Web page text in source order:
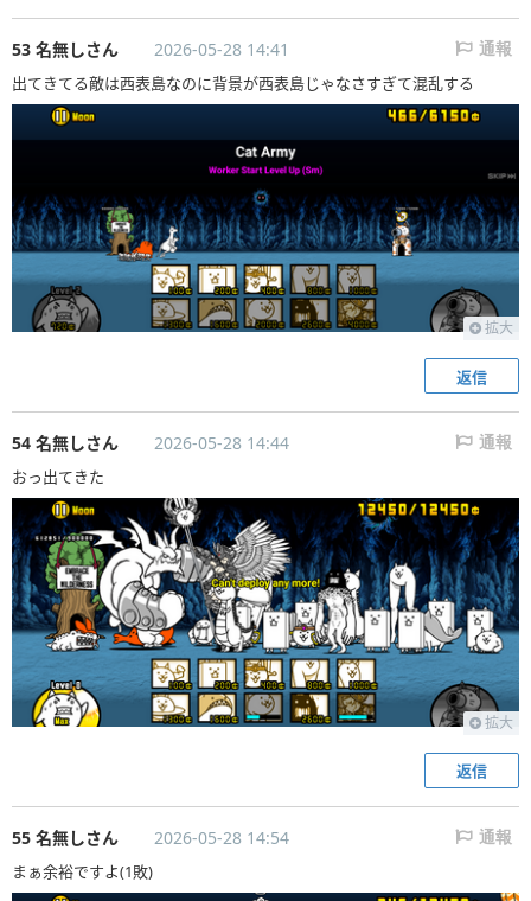
53 名無しさん 2026-05-28 14:41 通報
出てきてる敵は西表島なのに背景が西表島じゃなさすぎて混乱する
拡大
返信
54 名無しさん 2026-05-28 14:44 通報
おっ出てきた
拡大
返信
55 名無しさん 2026-05-28 14:54 通報
まぁ余裕ですよ(1敗)